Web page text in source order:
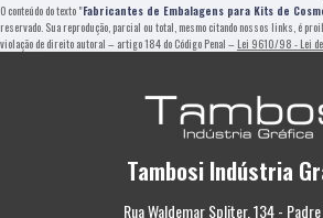
O conteúdo do texto "Fabricantes de Embalagens para Kits de
reservado. Sua reprodução, parcial ou total, mesmo citando nossos links, é
violação de direito autoral – artigo 184 do Código Penal – Lei 9610/98 - Lei
Tambosi Indústria
Rua Waldemar Spliter, 134 -